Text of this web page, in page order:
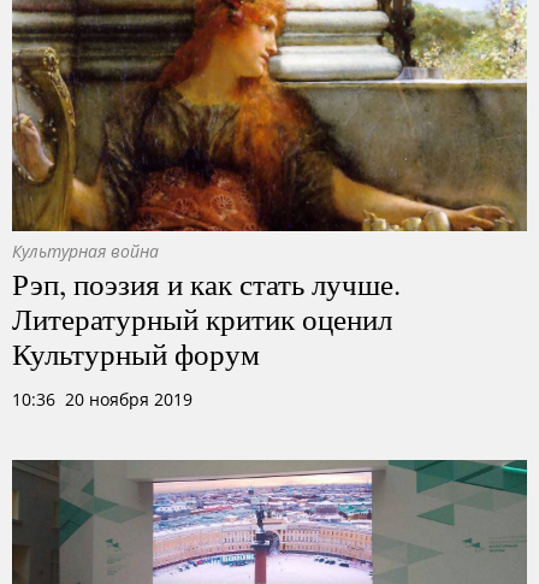
Культурная война
Рэп, поэзия и как стать лучше.
Литературный критик оценил
Культурный форум
10:36 20 ноября 2019